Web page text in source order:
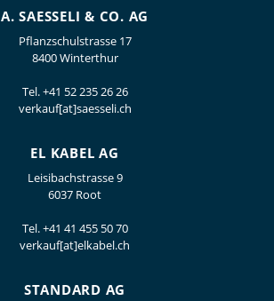
A. SAESSELI & CO. AG
Pflanzschulstrasse 17
8400 Winterthur
Tel.+41 52 235 26 26
verkauf[at]saesseli.ch
EL KABEL AG
Leisibachstrasse 9
6037 Root
Tel.+41 41 455 50 70
verkauf[at]elkabel.ch
STANDARD AG